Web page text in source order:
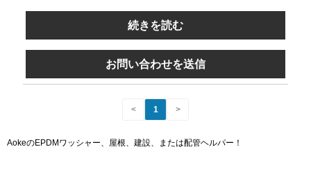
続きを読む
お問い合わせを送信
< 1 >
AokeのEPDMワッシャー、屋根、建設、または配管ヘルパー！